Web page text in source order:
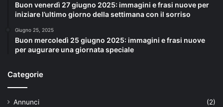
Buon venerdì 27 giugno 2025: immagini e frasi nuove per
iniziare l’ultimo giorno della settimana con il sorriso
Giugno 25, 2025
Buon mercoledì 25 giugno 2025: immagini e frasi nuove
per augurare una giornata speciale
Categorie
Annunci
(2)